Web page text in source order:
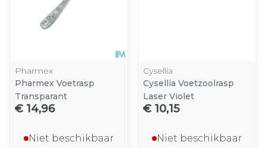
Pharmex
Pharmex Voetrasp
Transparant
€ 14,96
Niet beschikbaar
Cysellia
Cysellia Voetzoolrasp
Laser Violet
€ 10,15
Niet beschikbaar